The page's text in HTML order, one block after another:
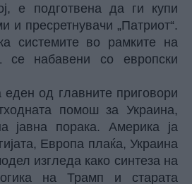
е подготвена да ги купи
и пресретнувачи „Патриот“.
системите во рамките на
се набавени со европски
еден од главните приговори
помош за Украина,
јавна порака. Америка ја
Европа плаќа, Украина
изгледа како синтеза на
на Трамп и старата